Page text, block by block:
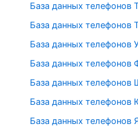
База данных телефонов
База данных телефонов
База данных телефонов
База данных телефонов
База данных телефонов
База данных
База данных телефонов